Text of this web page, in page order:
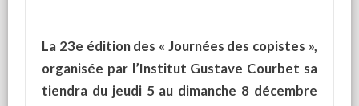
La 23e édition des « Journées des copistes »,
organisée par l’Institut Gustave Courbet sa
tiendra du jeudi 5 au dimanche 8 décembre